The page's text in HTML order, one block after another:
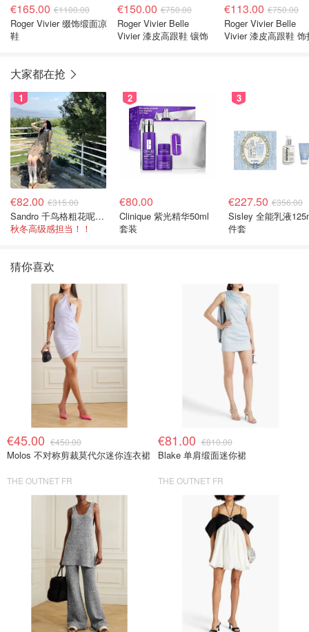
€165.00 €1100.00
Roger Vivier 缀饰缎面凉
鞋
€150.00 €750.00
Roger Vivier Belle
Vivier 漆皮高跟鞋 镶饰
€113.00 €750.00
Roger Vivier Belle
Vivier 漆皮高跟鞋 饰
大家都在抢
1
€82.00 €315.00
Sandro 千鸟格粗花呢连衣裙
秋冬高级感担当！！
2
€80.00
Clinique 紫光精华50ml
套装
3
€227.50 €356.00
Sisley 全能乳液
件套
猜你喜欢
€45.00 €450.00
Molos 不对称剪裁莫代尔迷你连衣裙
THE OUTNET FR
€81.00 €810.00
Blake 单肩缎面迷你裙
THE OUTNET FR